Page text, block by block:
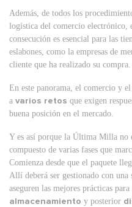
Además, de todos los
logística del comercio electrónico,
consecución es esencial para las
eslabones, como la empresas de
cliente que ha realizado su compra.
En este panorama, el comercio y
a varios retos que exigen
buena posición en el mercado.
Y es así porque la Última Milla no
compuesto de varias fases que
Comienza desde que el paquete
Allí deberá ser gestionado con
aseguren las mejores prácticas para
almacenamiento y posterior